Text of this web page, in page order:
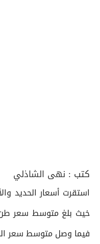
كتب : نهى الشاذلي